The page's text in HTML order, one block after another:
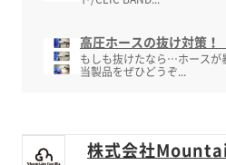
高圧ホースの抜け対策！
もしも抜けたなら…ホースが
当製品をぜひどうぞ...
株式会社